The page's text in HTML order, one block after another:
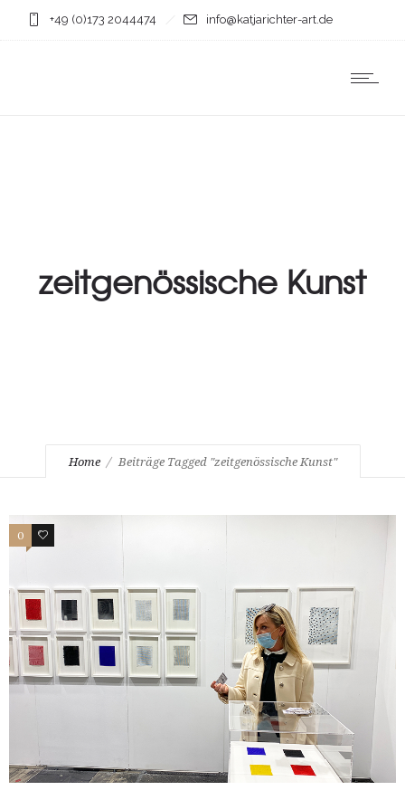
+49 (0)173 2044474 info@katjarichter-art.de
zeitgenössische Kunst
Home Beiträge Tagged "zeitgenössische Kunst"
0 0